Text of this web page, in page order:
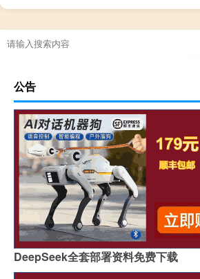
公告
DeepSeek全套部署资料免费下载